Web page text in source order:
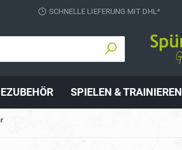
SCHNELLE LIEFERUNG MIT DHL*
SPIELEN & TRAINIEREN